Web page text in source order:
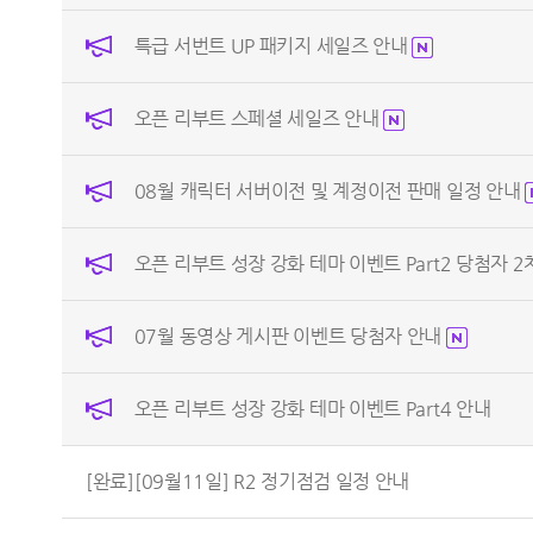
특급 서번트 UP 패키지 세일즈 안내
오픈 리부트 스페셜 세일즈 안내
08월 캐릭터 서버이전 및 계정이전 판매 일정 안내
오픈 리부트 성장 강화 테마 이벤트 Part2 당첨자 2
07월 동영상 게시판 이벤트 당첨자 안내
오픈 리부트 성장 강화 테마 이벤트 Part4 안내
[완료][09월11일] R2 정기점검 일정 안내